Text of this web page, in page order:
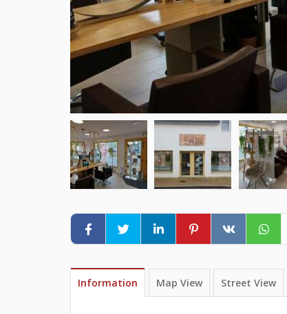
Information Map View Street View